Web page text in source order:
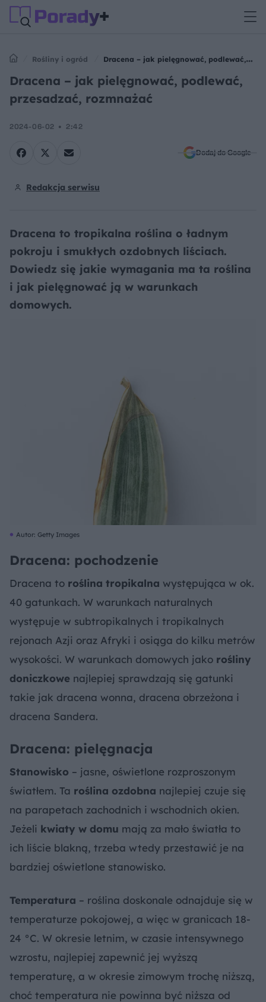
Rośliny i ogród
Dracena – jak pielęgnować, podlewać,
przesadzać, rozmnażać
Dracena – jak pielęgnować, podlewać,
przesadzać, rozmnażać
2024-06-02 2:42
Dodaj do Google
Redakcja serwisu
Dracena to tropikalna roślina o ładnym
pokroju i smukłych ozdobnych liściach.
Dowiedz się jakie wymagania ma ta roślina
i jak pielęgnować ją w warunkach
domowych.
Autor: Getty Images
Dracena: pochodzenie
Dracena to roślina tropikalna występująca w ok.
40 gatunkach. W warunkach naturalnych
występuje w subtropikalnych i tropikalnych
rejonach Azji oraz Afryki i osiąga do kilku metrów
wysokości. W warunkach domowych jako rośliny
doniczkowe najlepiej sprawdzają się gatunki
takie jak dracena wonna, dracena obrzeżona i
dracena Sandera.
Dracena: pielęgnacja
Stanowisko – jasne, oświetlone rozproszonym
światłem. Ta roślina ozdobna najlepiej czuje się
na parapetach zachodnich i wschodnich okien.
Jeżeli kwiaty w domu mają za mało światła to
ich liście blakną, trzeba wtedy przestawić je na
bardziej oświetlone stanowisko.
Temperatura – roślina doskonale odnajduje się w
temperaturze pokojowej, a więc w granicach 18-
24 °C. W okresie letnim, w czasie intensywnego
wzrostu, najlepiej zapewnić jej wyższą
temperaturę, a w okresie zimowym trochę niższą,
choć temperatura nie powinna być niższa od